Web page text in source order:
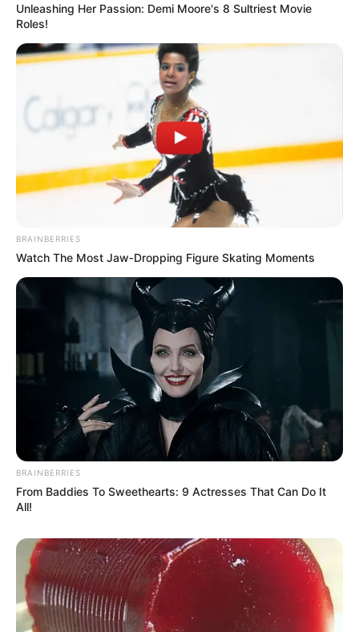
Unleashing Her Passion: Demi Moore's 8 Sultriest Movie
Roles!
BRAINBERRIES
Watch The Most Jaw‑Dropping Figure Skating Moments
BRAINBERRIES
From Baddies To Sweethearts: 9 Actresses That Can Do It
All!